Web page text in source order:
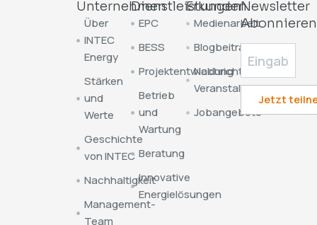
Unternehmen
Über
INTEC
Energy
Stärken
und
Werte
Geschichte
von INTEC
Nachhaltigkeit
Management-
Team
Dienstleistungen
EPC
BESS
Projektentwicklung
Betrieb
und
Wartung
Beratung
Innovative
Energielösungen
Erkunden
Medienarbeit
Blogbeiträge
Nachrichten &
Veranstaltungen
Jobangebote
Newsletter
Abonnieren